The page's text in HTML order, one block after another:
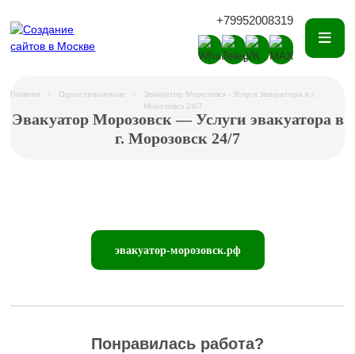
+79952008319
Главная Одностраничные
Эвакуатор Морозовск - Услуги эвакуатора в г.
Морозовск 24/7
Эвакуатор Морозовск — Услуги эвакуатора в
г. Морозовск 24/7
эвакуатор-морозовск.рф
Понравилась работа?